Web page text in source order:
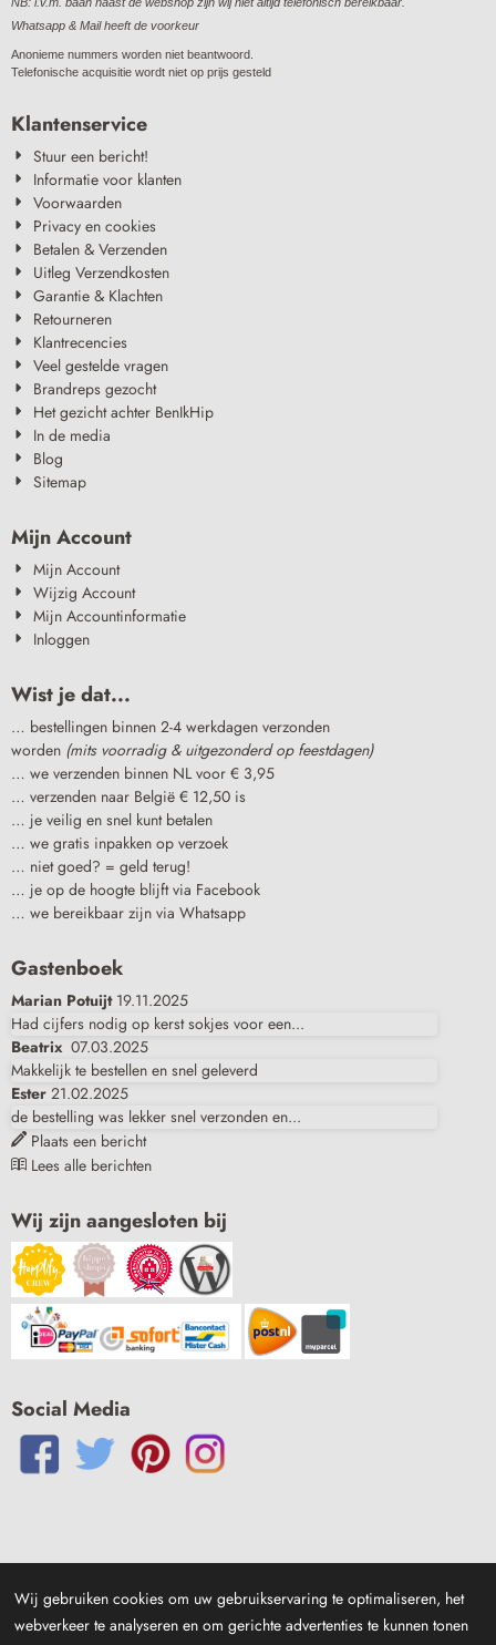
Whatsapp & Mail heeft de voorkeur
Anonieme nummers worden niet beantwoord.
Telefonische acquisitie wordt niet op prijs gesteld
Klantenservice
Stuur een bericht!
Informatie voor klanten
Voorwaarden
Privacy en cookies
Betalen & Verzenden
Uitleg Verzendkosten
Garantie & Klachten
Retourneren
Klantrecencies
Veel gestelde vragen
Brandreps gezocht
Het gezicht achter BenIkHip
In de media
Blog
Sitemap
Mijn Account
Mijn Account
Wijzig Account
Mijn Accountinformatie
Inloggen
Wist je dat...
… bestellingen binnen 2-4 werkdagen verzonden
worden (mits voorradig & uitgezonderd op feestdagen)
… we verzenden binnen NL voor € 3,95
… verzenden naar België € 12,50 is
… je veilig en snel kunt betalen
… we gratis inpakken op verzoek
… niet goed? = geld terug!
… je op de hoogte blijft via Facebook
… we bereikbaar zijn via Whatsapp
Gastenboek
Marian Potuijt 19.11.2025
Had cijfers nodig op kerst sokjes voor een...
Beatrix 07.03.2025
Makkelijk te bestellen en snel geleverd
Ester 21.02.2025
de bestelling was lekker snel verzonden en...
Plaats een bericht
Lees alle berichten
Wij zijn aangesloten bij
Social Media
Wij gebruiken cookies om uw gebruikservaring te optimaliseren, het
webverkeer te analyseren en om gerichte advertenties te kunnen tonen